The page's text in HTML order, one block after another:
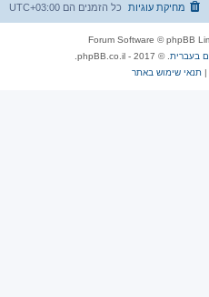
כל הזמנים הם UTC+03:00 מחיקת עוגיות
. © 2017 - phpBB.co.il.
|תנאי שימוש באתר